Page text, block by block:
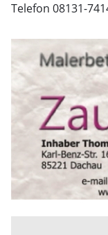
Telefon 08131-